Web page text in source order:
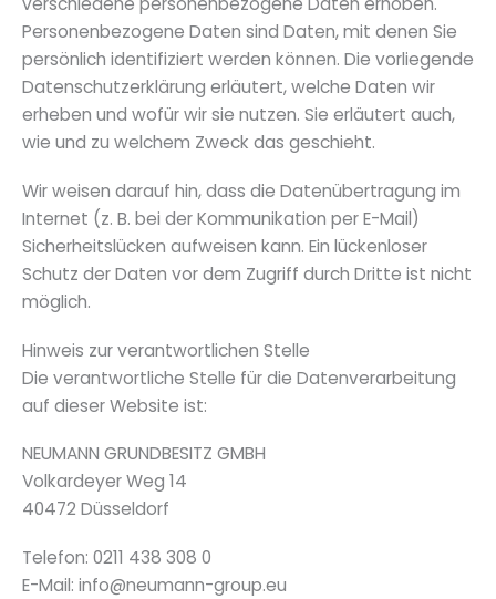
Personenbezogene Daten sind Daten, mit denen Sie
persönlich identifiziert werden können. Die vorliegende
Datenschutzerklärung erläutert, welche Daten wir
erheben und wofür wir sie nutzen. Sie erläutert auch,
wie und zu welchem Zweck das geschieht.
Wir weisen darauf hin, dass die Datenübertragung im
Internet (z. B. bei der Kommunikation per E-Mail)
Sicherheitslücken aufweisen kann. Ein lückenloser
Schutz der Daten vor dem Zugriff durch Dritte ist nicht
möglich.
Hinweis zur verantwortlichen Stelle
Die verantwortliche Stelle für die Datenverarbeitung
auf dieser Website ist:
NEUMANN GRUNDBESITZ GMBH
Volkardeyer Weg 14
40472 Düsseldorf
Telefon: 0211 438 308 0
E-Mail: info@neumann-group.eu